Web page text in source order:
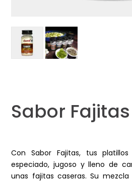
Sabor Fajitas
Con Sabor Fajitas, tus
especiado, jugoso y lleno de
unas fajitas caseras. Su